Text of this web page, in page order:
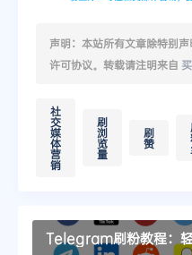
声明：本站所有文章除特别
许可协议。转载请注明来自
社
交
媒
体
营
销
刷
浏
览
量
刷
赞
Telegram刷粉教程：